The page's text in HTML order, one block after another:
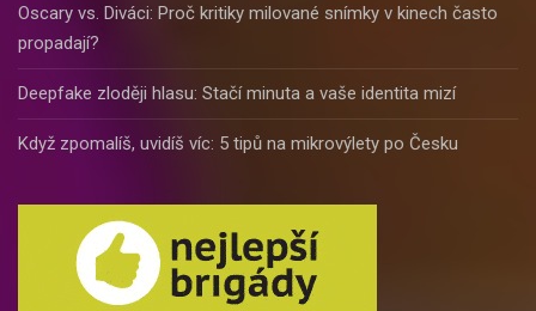
Oscary vs. Diváci: Proč kritiky milované snímky v kinech často
propadají?
Deepfake zloději hlasu: Stačí minuta a vaše identita mizí
Když zpomalíš, uvidíš víc: 5 tipů na mikrovýlety po Česku